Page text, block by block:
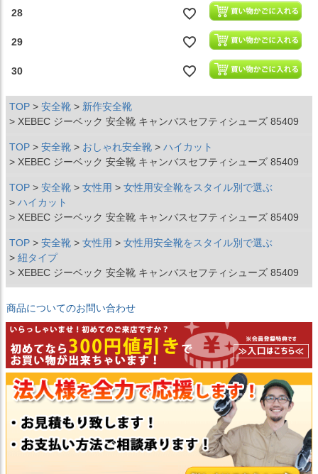
28
29
30
TOP 安全靴
新作安全靴
XEBEC ジーベック 安全靴 キャンバスセフティシューズ 85409
TOP 安全靴 おしゃれ安全靴
ハイカット
XEBEC ジーベック 安全靴 キャンバスセフティシューズ 85409
TOP 安全靴 女性用
女性用安全靴をスタイル別で選ぶ
ハイカット
XEBEC ジーベック 安全靴 キャンバスセフティシューズ 85409
TOP 安全靴 女性用
女性用安全靴をスタイル別で選ぶ
紐タイプ
XEBEC ジーベック 安全靴 キャンバスセフティシューズ 85409
商品についてのお問い合わせ